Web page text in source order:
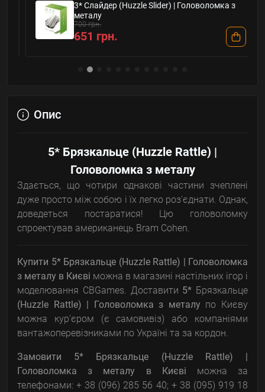
3* Слайдер (Huzzle Slider) | Головоломка з
металу
700 грн.
651 грн.
Опис
5* Брязкальце (Huzzle Rattle) |
Головоломка з металу
Здається, що чотири однакові частини зчеплені
дуже просто між собою і їх легко роз'єднати. Однак,
доведеться постаратися! Цю головоломку
спроектував американець Bram Cohen.
Купити 5* Брязкальце (Huzzle Rattle) | Головоломка
з металу в Києві можна в магазині настільних ігор і
моделювання CBGames. Доставити 5* Брязкальце
(Huzzle Rattle) | Головоломка з металу по Києву
можна кур'єром (є самовивіз) або компаніями
вантажоперевізниками по Україні та за кордон.
Замовити 5* Брязкальце (Huzzle Rattle) |
Головоломка з металу в Києві можна за
телефонами: + 38 (096) 285 56 40; + 38 (095) 919 18